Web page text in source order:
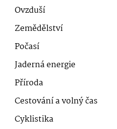
Ovzduší
Zemědělství
Počasí
Jaderná energie
Příroda
Cestování a volný čas
Cyklistika